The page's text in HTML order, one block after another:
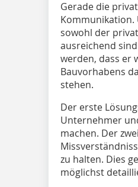
Gerade die
Kommunikation.
sowohl der
ausreichend
werden, dass er
Bauvorhabens
stehen.
Der erste
Unternehmer
machen. Der
zu halten. Dies
möglichst